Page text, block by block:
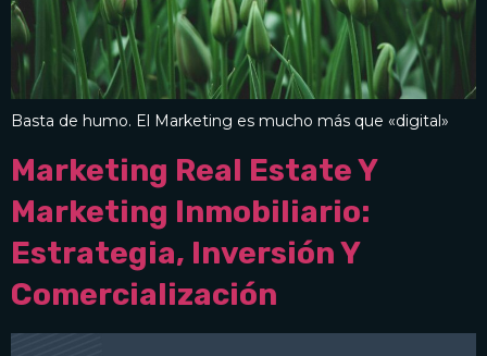
Basta de humo. El Marketing es mucho más que «digital»
Marketing Real Estate Y
Marketing Inmobiliario:
Estrategia, Inversión Y
Comercialización